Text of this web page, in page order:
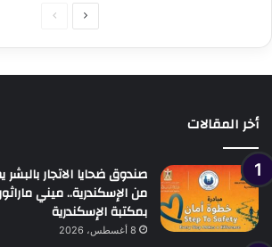
الصفحةالصفحة
أخر المقالات
صندوق ضحايا الاتجار
من الإسكندرية.. ميني
بمكتبة الإسكندرية
8 أغسطس، 2026